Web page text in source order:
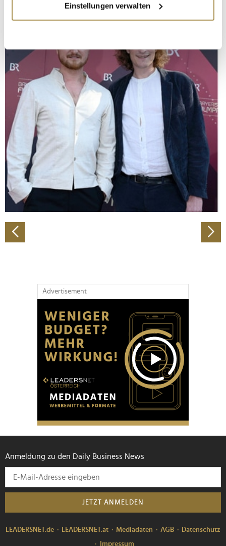
Informationen über Ihre geografische Lage
erfassen, welche bis auf einige Meter genau sein
bestimmten Merkmalen (Fingerprinting) identifizieren
Erfahren Sie mehr darüber, wie Ihre persönlichen Daten
verarbeitet werden, und legen Sie Ihre Präferenzen im
Abschnitt Einzelheiten
fest.
Wir verwenden Cookies, um Inhalte und Anzeigen zu
personalisieren, Funktionen für soziale Medien anbieten
zu können und die Zugriffe auf unsere Website zu
analysieren. Außerdem geben wir Informationen zu Ihrer
Verwendung unserer Website an unsere Partner für
soziale Medien, Werbung und Analysen weiter. Unsere
Partner führen diese Informationen möglicherweise mit
weiteren Daten zusammen, die Sie ihnen bereitgestellt
gesammelt haben.
Einstellungen verwalten
Advertisement
Anmeldung zu den Daily Business News
JETZT ANMELDEN
LEADERSNET.de LEADERSNET.at Mediadaten AGB
Datenschutz
Impressum